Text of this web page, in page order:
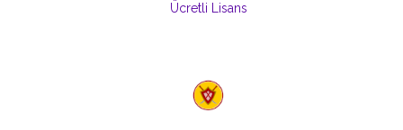
Ücretli Lisans